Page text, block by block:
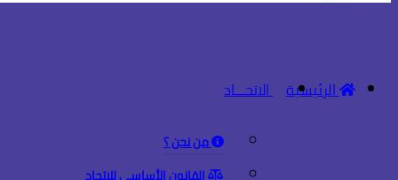
الرئيسية الاتحـــاد
من نحن ؟